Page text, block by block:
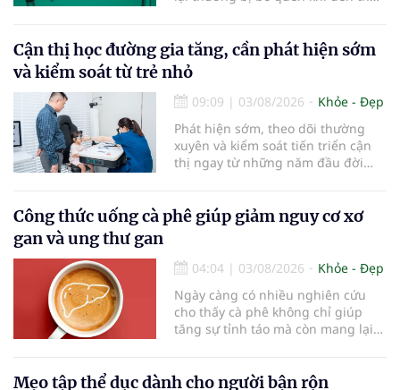
bàn chải quá lâu có thể làm giảm
hiệu quả làm sạch và ảnh hưởng
đến sức khỏe răng miệng...
Cận thị học đường gia tăng, cần phát hiện sớm
và kiểm soát từ trẻ nhỏ
09:09 | 03/08/2026
Khỏe - Đẹp
Phát hiện sớm, theo dõi thường
xuyên và kiểm soát tiến triển cận
thị ngay từ những năm đầu đời
trẻ. Đây cũng là định hướng của
Trung tâm Nhãn nhi và Kiểm soát
Đô đưa vào hoạt động ngày 1/8.
Công thức uống cà phê giúp giảm nguy cơ xơ
gan và ung thư gan
04:04 | 03/08/2026
Khỏe - Đẹp
Ngày càng có nhiều nghiên cứu
cho thấy cà phê không chỉ giúp
tăng sự tỉnh táo mà còn mang lại
đóng vai trò lọc độc tố, chuyển hóa
Mẹo tập thể dục dành cho người bận rộn